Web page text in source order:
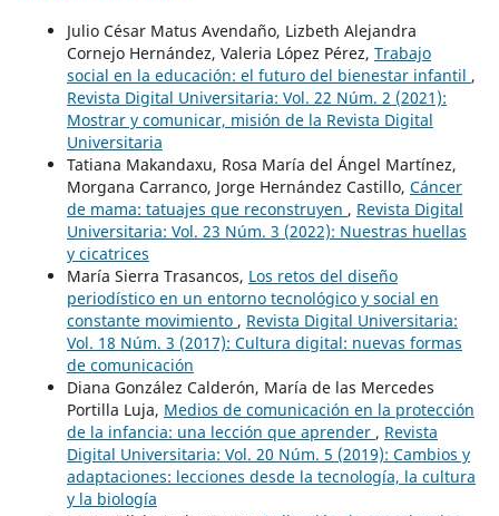
Julio César Matus Avendaño, Lizbeth Alejandra
Cornejo Hernández, Valeria López Pérez, Trabajo
social en la educación: el futuro del bienestar infantil ,
Revista Digital Universitaria: Vol. 22 Núm. 2 (2021):
Mostrar y comunicar, misión de la Revista Digital
Universitaria
Tatiana Makandaxu, Rosa María del Ángel Martínez,
Morgana Carranco, Jorge Hernández Castillo, Cáncer
de mama: tatuajes que reconstruyen , Revista Digital
Universitaria: Vol. 23 Núm. 3 (2022): Nuestras huellas
y cicatrices
María Sierra Trasancos, Los retos del diseño
periodístico en un entorno tecnológico y social en
constante movimiento , Revista Digital Universitaria:
Vol. 18 Núm. 3 (2017): Cultura digital: nuevas formas
de comunicación
Diana González Calderón, María de las Mercedes
Portilla Luja, Medios de comunicación en la protección
de la infancia: una lección que aprender , Revista
Digital Universitaria: Vol. 20 Núm. 5 (2019): Cambios y
adaptaciones: lecciones desde la tecnología, la cultura
y la biología